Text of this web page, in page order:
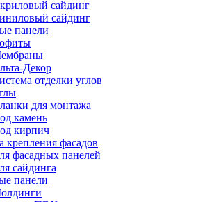
сайдинг
сайдинг
панели
Декор
отделки углов
для монтажа
камень
кирпич
крепления фасадов
фасадных панелей
сайдинга
панели